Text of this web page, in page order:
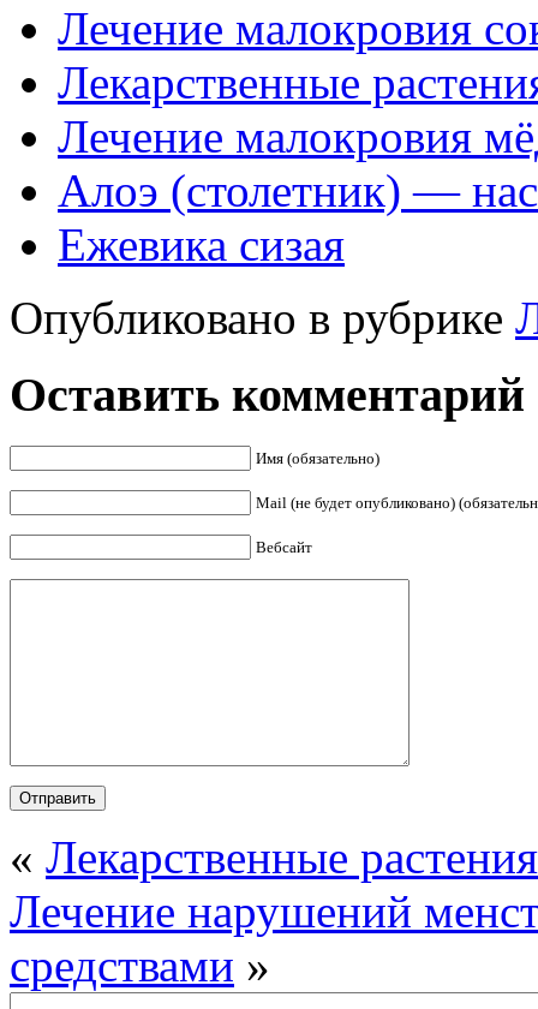
Лечение малокровия
Лекарственные
Лечение малокровия
Алоэ (столетник) —
Ежевика сизая
Опубликовано в рубрике
Оставить комментарий
Имя (обязательно)
Mail (не будет опубликовано)
Вебсайт
« Лекарственные
Лечение нарушений
средствами »